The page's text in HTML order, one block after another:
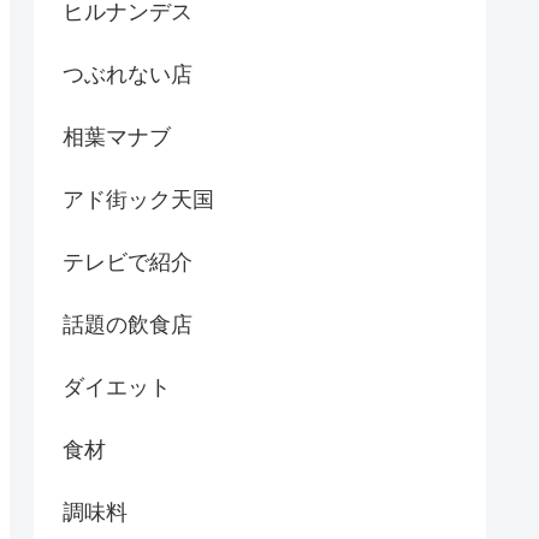
ヒルナンデス
つぶれない店
相葉マナブ
アド街ック天国
テレビで紹介
話題の飲食店
ダイエット
食材
調味料